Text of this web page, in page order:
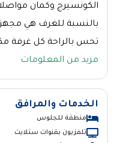
الكونسيرج وكمان
بالنسبة للغرف هي
تحس بالراحة كل غرفة
مزيد من المعلومات
الخدمات والمرافق
منطقة للجلوس
تلفزيون بقنوات ستلايت